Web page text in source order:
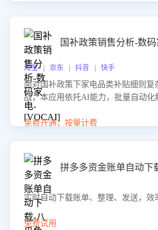
国补政策销售分析-数
淘宝 | 京东 | 抖音 | 快手
面对国补政策下家电品类补贴细则复
战，本应用依托AI能力，批量自动化
准识别消费者对能以旧换新、补贴额
购买意向，深度洞察决策动因。同时
度、客服转化能力及销售业绩。
免费开通，按量计费
拼多多资金账单自动下
实时自动下载账单、整理、发送，效
免费试用